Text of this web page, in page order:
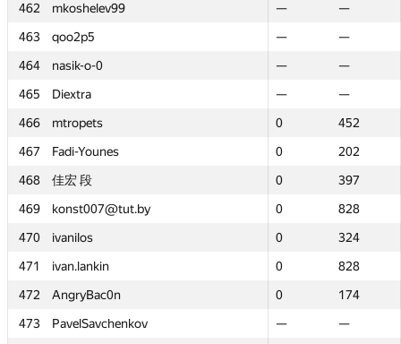
462
mkoshelev99 —
—
463
qoo2p5 —
—
464
nasik-o-0 —
—
465
Diextra —
—
466
mtropets 0
452
467
Fadi-Younes 0
202
468
佳宏 段 0
397
469
konst007@tut.by 0
828
470
ivanilos 0
324
471
ivan.lankin 0
828
472
AngryBac0n 0
174
473
PavelSavchenkov —
—
462
mkoshelev99 —
—
463
qoo2p5 —
—
464
nasik-o-0 —
—
465
Diextra —
—
466
mtropets 0
452
467
Fadi-Younes 0
202
468
佳宏 段 0
397
469
konst007@tut.by 0
828
470
ivanilos 0
324
471
ivan.lankin 0
828
472
AngryBac0n 0
174
473
PavelSavchenkov —
—